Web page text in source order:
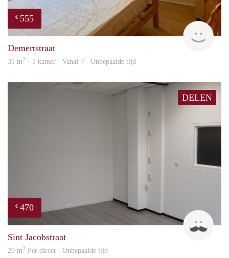
€ 555
Demertstraat
31 m2 · 1 kamer · Vanaf ? - Onbepaalde tijd
DELEN
€ 470
Sint Jacobstraat
20 m2 Per direct - Onbepaalde tijd